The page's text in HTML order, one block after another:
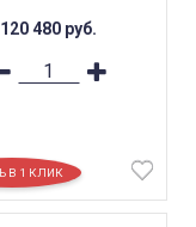
120 480 руб.